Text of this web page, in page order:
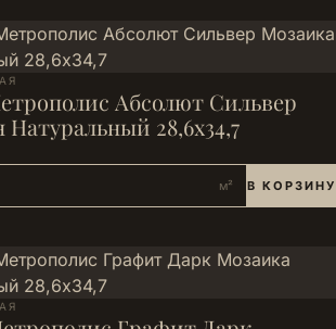
Абсолют Сильвер
28,6х34,7
м² В КОРЗИНУ